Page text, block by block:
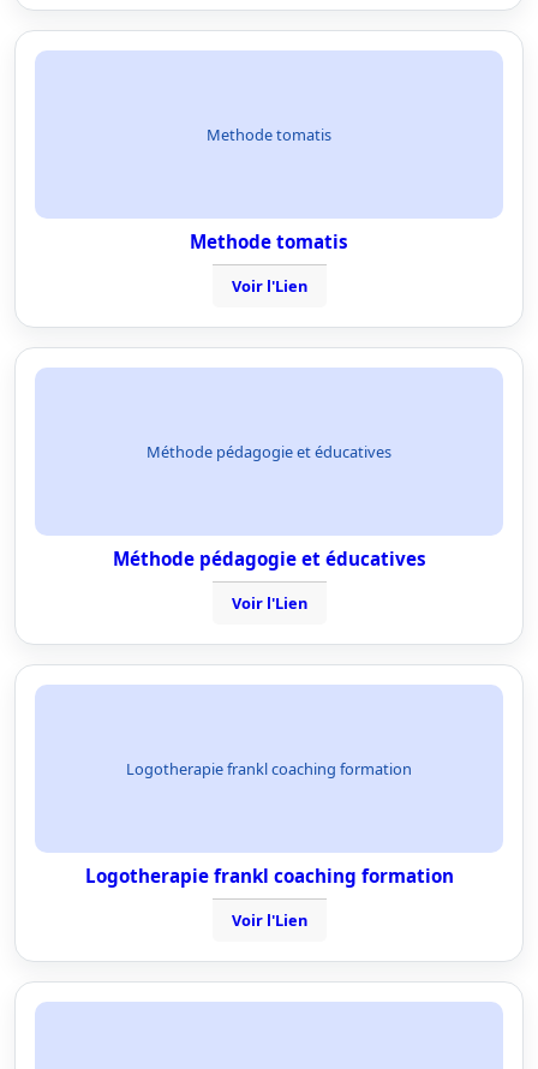
Methode tomatis
Methode tomatis
Voir l'Lien
Méthode pédagogie et éducatives
Méthode pédagogie et éducatives
Voir l'Lien
Logotherapie frankl coaching formation
Logotherapie frankl coaching formation
Voir l'Lien